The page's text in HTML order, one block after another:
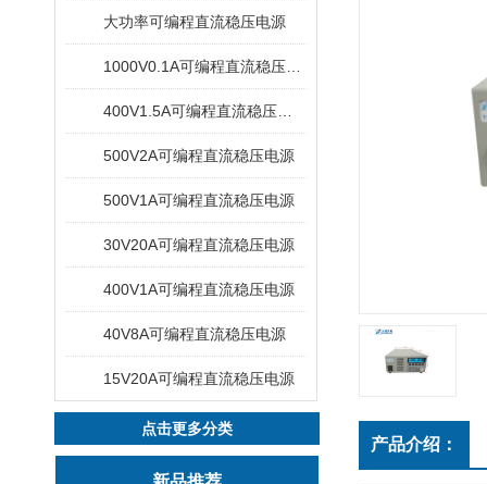
大功率可编程直流稳压电源
500V2A可编程直流稳压电源
500V1A可编程直流稳压电源
30V20A可编程直流稳压电源
400V1A可编程直流稳压电源
40V8A可编程直流稳压电源
15V20A可编程直流稳压电源
点击更多分类
产品介绍：